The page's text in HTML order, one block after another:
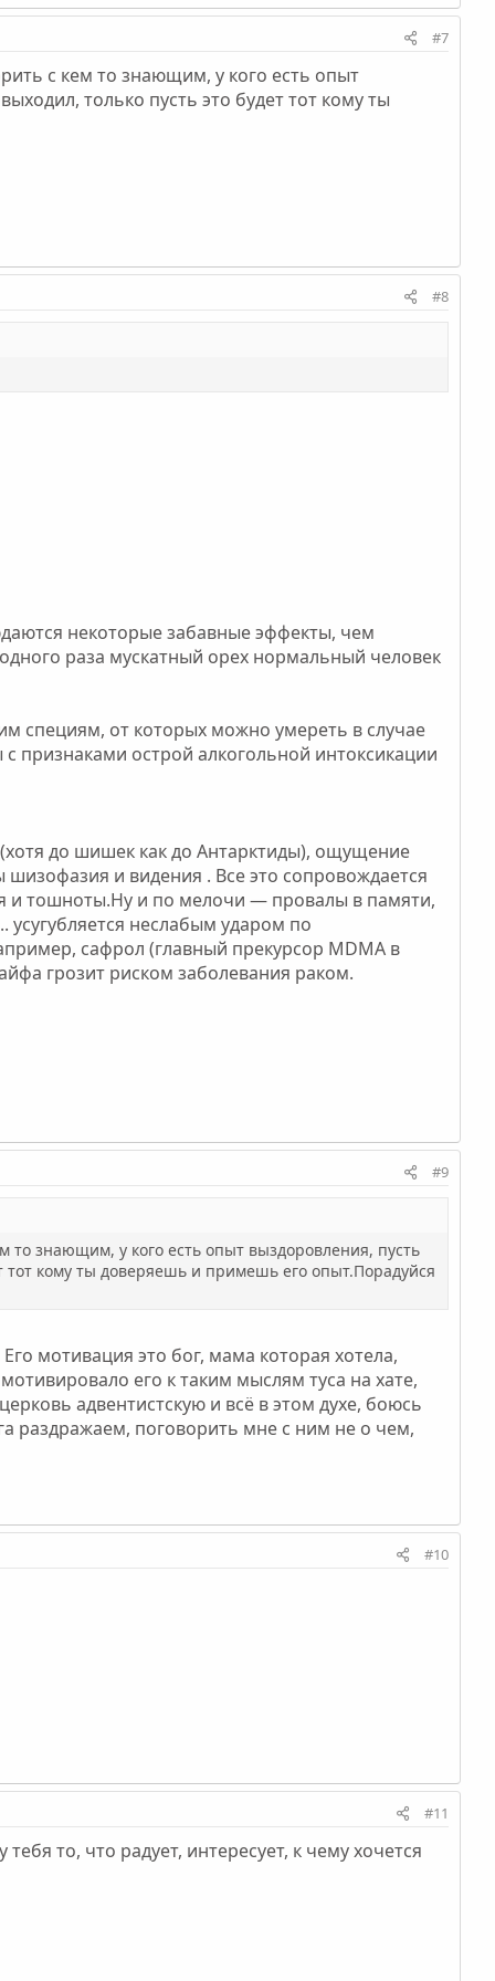
#7
с кем то знающим, у кого есть опыт
только пусть это будет тот кому ты
#8
некоторые забавные эффекты, чем
раза мускатный орех нормальный человек
специям, от которых можно умереть в случае
признаками острой алкогольной интоксикации
до шишек как до Антарктиды), ощущение
и видения . Все это сопровождается
и тошноты.Ну и по мелочи — провалы в памяти,
неслабым ударом по
сафрол (главный прекурсор MDMA в
грозит риском заболевания раком.
#9
то знающим, у кого есть опыт выздоровления, пусть
тот кому ты доверяешь и примешь его опыт.Порадуйся
мотивация это бог, мама которая хотела,
его к таким мыслям туса на хате,
адвентистскую и всё в этом духе, боюсь
раздражаем, поговорить мне с ним не о чем,
#10
#11
то, что радует, интересует, к чему хочется